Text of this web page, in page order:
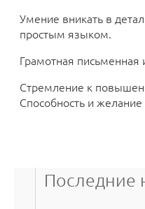
Умение вникать в
простым языком.
Грамотная письменная
Стремление к
Способность и желание
Последние